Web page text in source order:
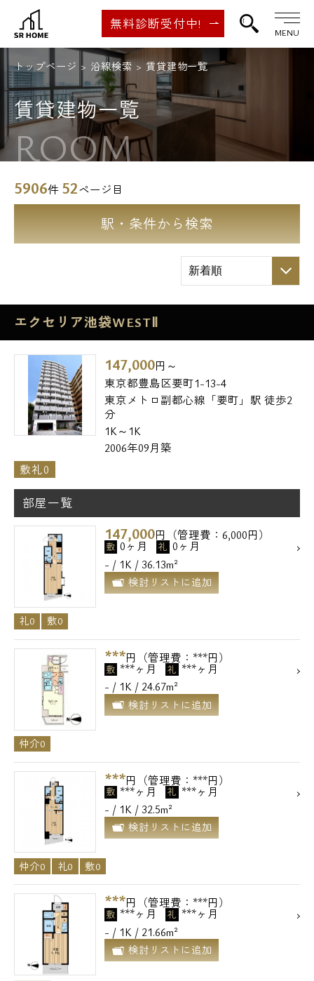
無料診断受付中!
MENU
トップページ 沿線検索 賃貸建物一覧
賃貸建物一覧
ROOM
5906件 52ページ目
駅・条件から検索
エクセリア池袋WESTⅡ
147,000円～
東京都豊島区要町1-13-4
東京メトロ副都心線「要町」駅 徒歩2
分
1K～1K
2006年09月築
敷礼0
部屋一覧
147,000円（管理費：6,000円）
敷 0ヶ月 礼 0ヶ月
- / 1K / 36.13m²
検討リストに追加
礼0 敷0
***円（管理費：***円）
敷 ***ヶ月 礼 ***ヶ月
- / 1K / 24.67m²
検討リストに追加
仲介0
***円（管理費：***円）
敷 ***ヶ月 礼 ***ヶ月
- / 1K / 32.5m²
検討リストに追加
仲介0 礼0 敷0
***円（管理費：***円）
敷 ***ヶ月 礼 ***ヶ月
- / 1K / 21.66m²
検討リストに追加